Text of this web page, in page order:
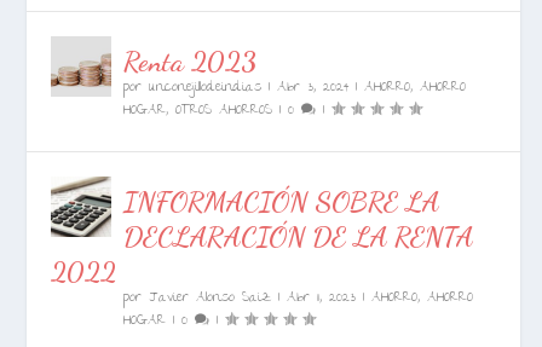
Renta 2023
porunconejillodeindias |Abr 3, 2024 |AHORRO,AHORRO
HOGAR,OTROS AHORROS |0 |
INFORMACIÓN SOBRE LA
DECLARACIÓN DE LA RENTA
2022
por Javier Alonso Saiz |Abr 11, 2023 |AHORRO,AHORRO
HOGAR |0 |